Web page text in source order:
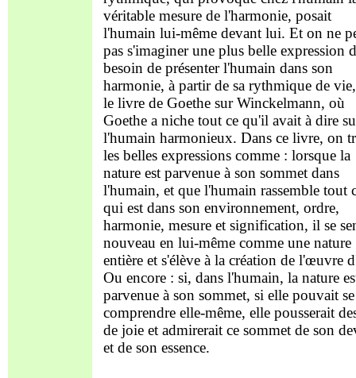
véritable mesure de l'harmonie, posait
l'humain lui-même devant lui. Et on ne
pas s'imaginer une plus belle expression
besoin de présenter l'humain dans son
harmonie, à partir de sa rythmique de
le livre de Goethe sur Winckelmann, où
Goethe a niche tout ce qu'il avait à dire
l'humain harmonieux. Dans ce livre, on
les belles expressions comme : lorsque la
nature est parvenue à son sommet dans
l'humain, et que l'humain rassemble tout
qui est dans son environnement, ordre,
harmonie, mesure et signification, il se
nouveau en lui-même comme une nature
entière et s'élève à la création de l'œuvre
Ou encore : si, dans l'humain, la nature
parvenue à son sommet, si elle pouvait se
comprendre elle-même, elle pousserait
de joie et admirerait ce sommet de son
et de son essence.